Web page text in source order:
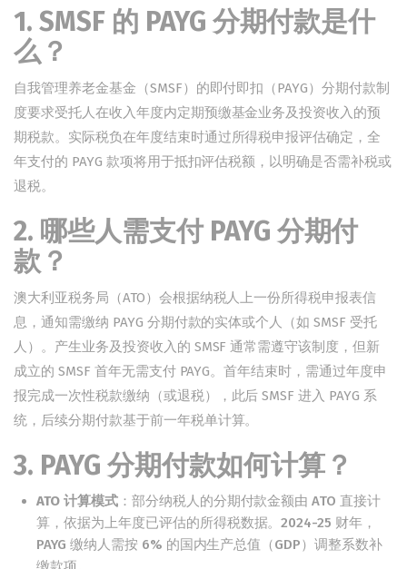
1. SMSF 的 PAYG 分期付款是什
么？
自我管理养老金基金（SMSF）的即付即扣（PAYG）分期付款制
度要求受托人在收入年度内定期预缴基金业务及投资收入的预
期税款。实际税负在年度结束时通过所得税申报评估确定，全
年支付的 PAYG 款项将用于抵扣评估税额，以明确是否需补税或
退税。
2. 哪些人需支付 PAYG 分期付
款？
澳大利亚税务局（ATO）会根据纳税人上一份所得税申报表信
息，通知需缴纳 PAYG 分期付款的实体或个人（如 SMSF 受托
人）。产生业务及投资收入的 SMSF 通常需遵守该制度，但新
成立的 SMSF 首年无需支付 PAYG。首年结束时，需通过年度申
报完成一次性税款缴纳（或退税），此后 SMSF 进入 PAYG 系
统，后续分期付款基于前一年税单计算。
3. PAYG 分期付款如何计算？
ATO 计算模式：部分纳税人的分期付款金额由 ATO 直接计
算，依据为上年度已评估的所得税数据。2024-25 财年，
PAYG 缴纳人需按 6% 的国内生产总值（GDP）调整系数补